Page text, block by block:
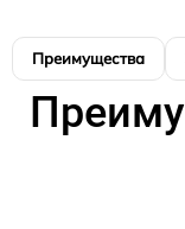
Преимущества